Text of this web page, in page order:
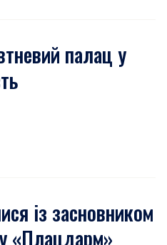
палац у
із засновником
«Плацдарм»